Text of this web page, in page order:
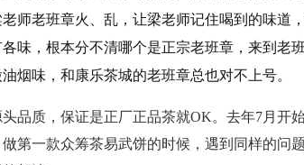
师老班章火、乱，让梁老师记住喝到的味道
味，根本分不清哪个是正宗老班章，来到老
烟味，和康乐茶城的老班章总也对不上号。
品质，保证是正厂正品茶就OK。去年7月开
第一款众筹茶易武饼的时候，遇到同样的问